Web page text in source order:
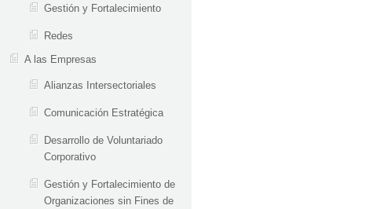
Gestión y Fortalecimiento
Redes
A las Empresas
Alianzas Intersectoriales
Comunicación Estratégica
Desarrollo de Voluntariado
Corporativo
Gestión y Fortalecimiento de
Organizaciones sin Fines de